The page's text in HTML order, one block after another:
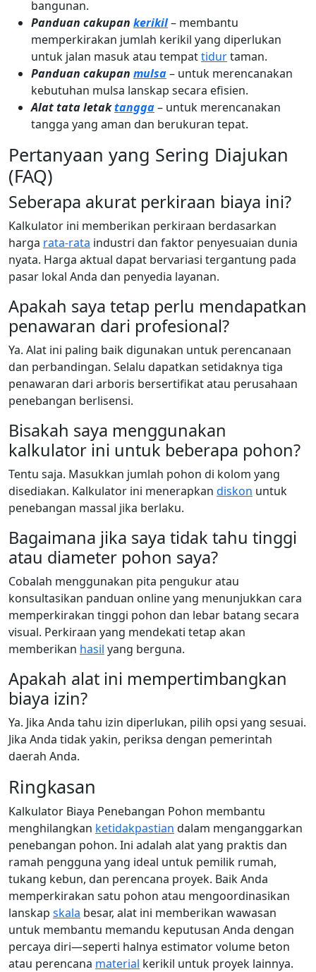
bangunan.
Panduan cakupan kerikil– membantu
memperkirakan jumlah kerikil yang diperlukan
untuk jalan masuk atau tempattidurtaman.
Panduan cakupan mulsa– untuk merencanakan
kebutuhan mulsa lanskap secara efisien.
Alat tata letaktangga– untuk merencanakan
tangga yang aman dan berukuran tepat.
Pertanyaan yang Sering Diajukan
(FAQ)
Seberapa akurat perkiraan biaya ini?
Kalkulator ini memberikan perkiraan berdasarkan
harga rata-rata industri dan faktor penyesuaian dunia
nyata. Harga aktual dapat bervariasi tergantung pada
pasar lokal Anda dan penyedia layanan.
Apakah saya tetap perlu mendapatkan
penawaran dari profesional?
Ya. Alat ini paling baik digunakan untuk perencanaan
dan perbandingan. Selalu dapatkan setidaknya tiga
penawaran dari arboris bersertifikat atau perusahaan
penebangan berlisensi.
Bisakah saya menggunakan
kalkulator ini untuk beberapa pohon?
Tentu saja. Masukkan jumlah pohon di kolom yang
disediakan. Kalkulator ini menerapkan diskon untuk
penebangan massal jika berlaku.
Bagaimana jika saya tidak tahu tinggi
atau diameter pohon saya?
Cobalah menggunakan pita pengukur atau
konsultasikan panduan online yang menunjukkan cara
memperkirakan tinggi pohon dan lebar batang secara
visual. Perkiraan yang mendekati tetap akan
memberikan hasil yang berguna.
Apakah alat ini mempertimbangkan
biaya izin?
Ya. Jika Anda tahu izin diperlukan, pilih opsi yang sesuai.
Jika Anda tidak yakin, periksa dengan pemerintah
daerah Anda.
Ringkasan
Kalkulator Biaya Penebangan Pohon membantu
menghilangkan ketidakpastian dalam menganggarkan
penebangan pohon. Ini adalah alat yang praktis dan
ramah pengguna yang ideal untuk pemilik rumah,
tukang kebun, dan perencana proyek. Baik Anda
memperkirakan satu pohon atau mengoordinasikan
lanskap skala besar, alat ini memberikan wawasan
untuk membantu memandu keputusan Anda dengan
percaya diri—seperti halnya estimator volume beton
atau perencana material kerikil untuk proyek lainnya.